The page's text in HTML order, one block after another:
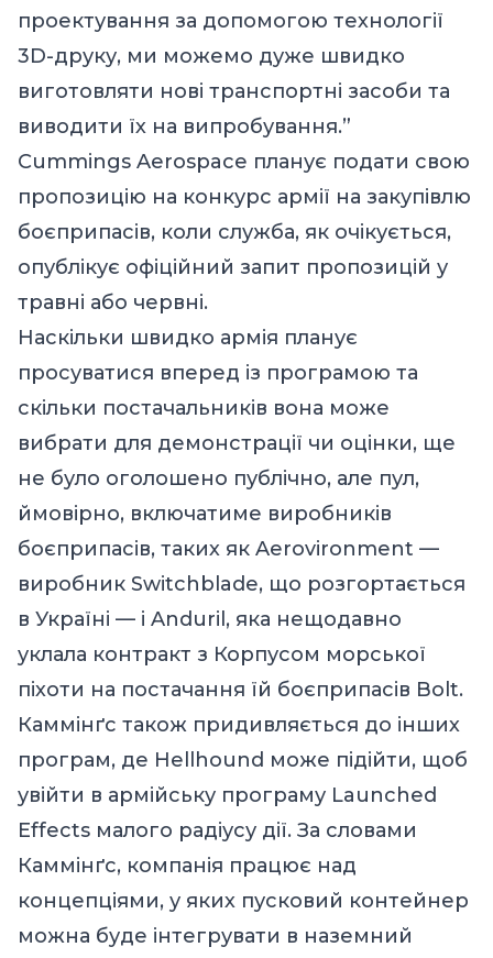
проектування за допомогою технології
3D-друку, ми можемо дуже швидко
виготовляти нові транспортні засоби та
виводити їх на випробування.”
Cummings Aerospace планує подати свою
пропозицію на конкурс армії на закупівлю
боєприпасів, коли служба, як очікується,
опублікує офіційний запит пропозицій у
травні або червні.
Наскільки швидко армія планує
просуватися вперед із програмою та
скільки постачальників вона може
вибрати для демонстрації чи оцінки, ще
не було оголошено публічно, але пул,
ймовірно, включатиме виробників
боєприпасів, таких як Aerovironment —
виробник Switchblade, що розгортається
в Україні — і Anduril, яка нещодавно
уклала контракт з Корпусом морської
піхоти на постачання їй боєприпасів Bolt.
Каммінґс також придивляється до інших
програм, де Hellhound може підійти, щоб
увійти в армійську програму Launched
Effects малого радіусу дії. За словами
Каммінґс, компанія працює над
концепціями, у яких пусковий контейнер
можна буде інтегрувати в наземний